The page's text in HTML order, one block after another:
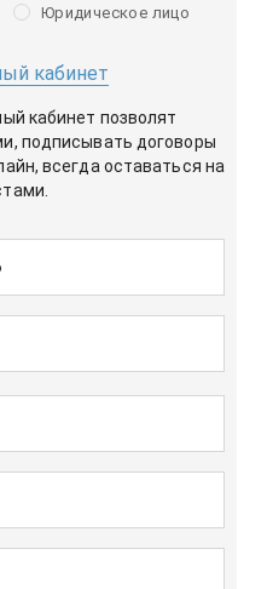
Юридическое лицо
кабинет
кабинет позволят
подписывать договоры
всегда оставаться на